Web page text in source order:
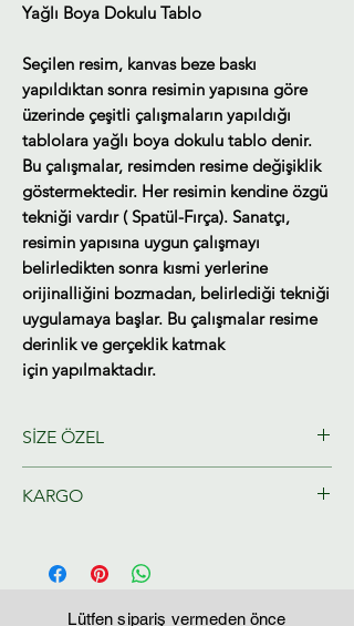
Yağlı Boya Dokulu Tablo
Seçilen resim, kanvas beze baskı
yapıldıktan sonra resimin yapısına göre
üzerinde çeşitli çalışmaların yapıldığı
tablolara yağlı boya dokulu tablo denir.
Bu çalışmalar, resimden resime değişiklik
göstermektedir. Her resimin kendine özgü
tekniği vardır ( Spatül-Fırça). Sanatçı,
resimin yapısına uygun çalışmayı
belirledikten sonra kısmi yerlerine
orijinalliğini bozmadan, belirlediği tekniği
uygulamaya başlar. Bu çalışmalar resime
derinlik ve gerçeklik katmak
için yapılmaktadır.
SİZE ÖZEL
olarak hazırlanacaktır.
KARGO
Tahmini Kargo teslim 2-3 iş günü
Lütfen sipariş vermeden önce